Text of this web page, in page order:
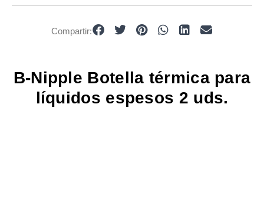
B-Nipple Botella térmica para
líquidos espesos 2 uds.
Compartir: